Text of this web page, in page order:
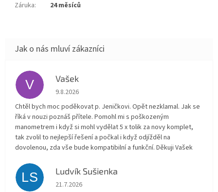
Záruka: 24 měsíců
V Vašek
Hodnocení obchodu je 5 z 5 hvězdiček.
9.8.2026
Chtěl bych moc poděkovat p. Jeničkovi. Opět nezklamal. Jak se
říká v nouzi poznáš přítele. Pomohl mi s poškozeným
manometrem i když si mohl vydělat 5 x tolik za novy komplet,
tak zvolil to nejlepší řešení a počkal i když odjížděl na
dovolenou, zda vše bude kompatibilní a funkční. Děkuji Vašek
LS Ludvík Sušienka
Hodnocení obchodu je 5 z 5 hvězdiček.
21.7.2026